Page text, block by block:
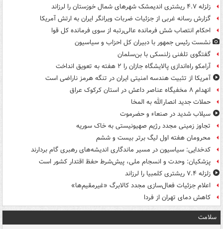
زلزله ۴.۷ ریشتری اندیمشک شهرهای شمال خوزستان را لرزاند
گزارش رسانه غربی از جزئیات ضربات ویرانگر ایران به ارتش آمریکا
احکام انتصاب شش فرمانده عالی‌رتبه از سوی فرمانده کل قوا
نشست رئیس جمهور با دبیران کل احزاب و سیاسیون
گفتگوی تلفنی زلنسکی با بن‌سلمان
آرامکو راه‌اندازی پالایشگاه جازان را ۲ هفته به تعویق انداخت
آمریکا از تثبیت هندسه امنیتی ایران در تنگه هرمز ناراضی است
انهدام ۸ مخفیگاه عناصر داعش در استان کرکوک عراق
حملات جدید انصارالله به المخا
سیلاب شدید در صنعاء و حضرموت
تجاوز زمینی مجدد رژیم صهیونیستی به خاک سوریه
محرومان هفته اول لیگ برتر بیست و ششم
کدخدایی: سیاسیون در مسیر ماندگاری اندیشه‌های رهبری گام بردارند
پزشکیان: وحدت و انسجام ملی، پیش‌شرط حفظ اقتدار کشور است
زلزله ۷.۴ ریشتری کلمبیا را لرزاند
اعلام جزئیات فعال‌سازی مجدد کالابرگ «غیرمقیم‌ها»
کاهش دمای تهران از فردا
سلامت